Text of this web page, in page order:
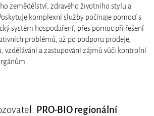
zemědělství, zdravého životního stylu a
komplexní služby počínaje pomocí s
systém hospodaření, přes pomoc při řešení
problémů, až po podporu prodeje,
vzdělávání a zastupování zájmů vůči kontrolní
PRO-BIO regionální